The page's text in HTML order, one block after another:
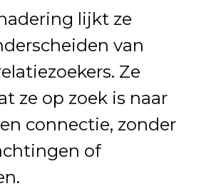
lijkt ze
van
Ze
ze op zoek is naar
connectie, zonder
of